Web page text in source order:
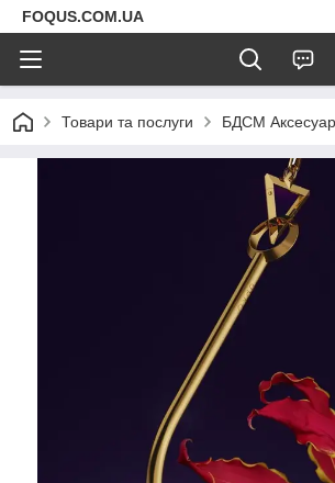
FOQUS.COM.UA
Товари та послуги БДСМ